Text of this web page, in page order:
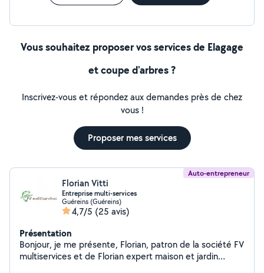
Vous souhaitez proposer vos services de Elagage
et coupe d'arbres ?
Inscrivez-vous et répondez aux demandes près de chez
vous !
Proposer mes services
Auto-entrepreneur
Florian Vitti
Entreprise multi-services
Guéreins (Guéreins)
4,7/5 (25 avis)
Présentation
Bonjour, je me présente, Florian, patron de la société FV
multiservices et de Florian expert maison et jardin